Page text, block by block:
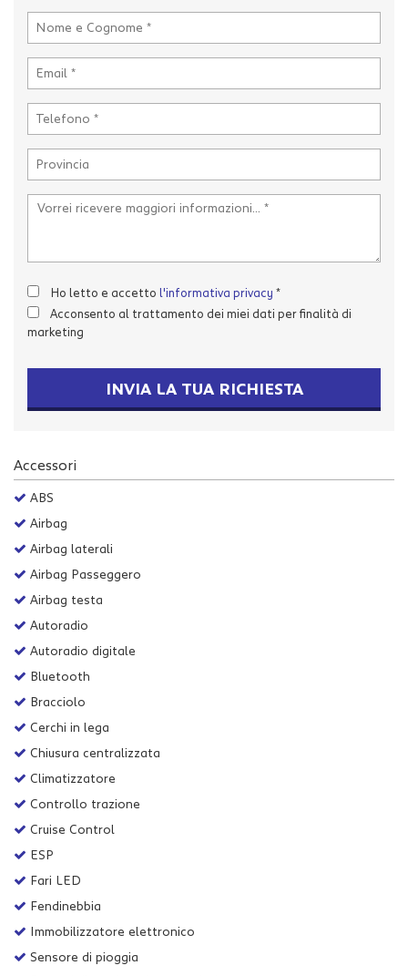
Ho letto e accetto l'informativa privacy *
Acconsento al trattamento dei miei dati per finalità di
marketing
INVIA LA TUA RICHIESTA
Accessori
ABS
Airbag
Airbag laterali
Airbag Passeggero
Airbag testa
Autoradio
Autoradio digitale
Bluetooth
Bracciolo
Cerchi in lega
Chiusura centralizzata
Climatizzatore
Controllo trazione
Cruise Control
ESP
Fari LED
Fendinebbia
Immobilizzatore elettronico
Sensore di pioggia
Cookie necessari
Cookie delle preferenze
Cookie per il miglioramento dell'esperienza utente
Cookie analitici
Leggi
policy
Salva
le
impostazioni